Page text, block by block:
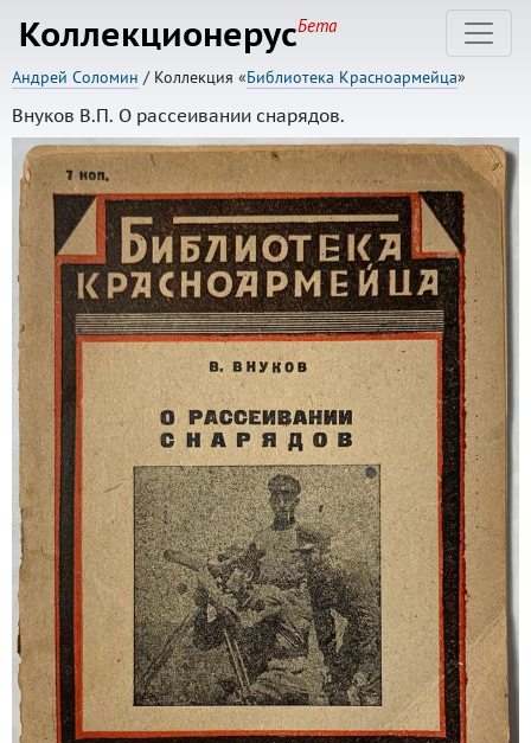
КоллекционерусБета
Андрей Соломин / Коллекция «Библиотека Красноармейца»
Внуков В.П. О рассеивании снарядов.